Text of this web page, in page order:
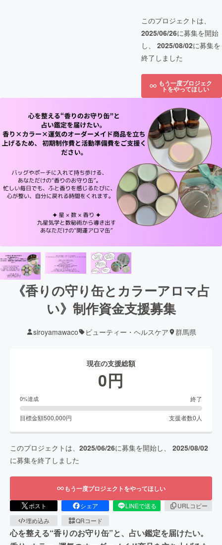
このプロジェクトは、
2025/06/26に募集を開始
し、 2025/08/02に募集を
終了しました
もう一度プロジェク
トをやってほしい
《香りの守り缶とカラーアロマ占
い》制作資金支援募集
siroyamawaco ビューティー・ヘルスケア 群馬県
現在の支援総額
0円
0%達成 終了
目標金額500,000円 支援者数0 人
このプロジェクトは、 2025/06/26に募集を開始し、 2025/08/02
に募集を終了しました
もう一度プロジェクトをやってほしい
ポスト シェア LINEで送る
URLコピー
埋め込み
QRコード
心を整える“香りのお守り缶”と、占い鑑定を届けたい。